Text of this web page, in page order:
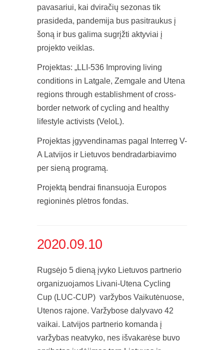
pavasariui, kai dviračių sezonas tik
prasideda, pandemija bus pasitraukus į
šoną ir bus galima sugrįžti aktyviai į
projekto veiklas.
Projektas: „LLI-536 Improving living
conditions in Latgale, Zemgale and Utena
regions through establishment of cross-
border network of cycling and healthy
lifestyle activists (VeloL).
Projektas įgyvendinamas pagal Interreg V-
A Latvijos ir Lietuvos bendradarbiavimo
per sieną programą.
Projektą bendrai finansuoja Europos
regioninės plėtros fondas.
2020.09.10
Rugsėjo 5 dieną įvyko Lietuvos partnerio
organizuojamos Livani-Utena Cycling
Cup (LUC-CUP) varžybos Vaikutėnuose,
Utenos rajone. Varžybose dalyvavo 42
vaikai. Latvijos partnerio komanda į
varžybas neatvyko, nes išvakarėse buvo